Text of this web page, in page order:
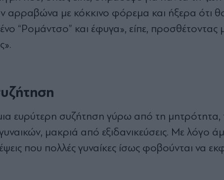
αρραβώνα με κόκκινο φόρεμα και ήξερα ότι
“Ρομάντσο” και έφυγα», είπε, προσθέτοντας
ευρύτερη συζήτηση γύρω από τη μητρότητα,
μακριά από εξιδανικεύσεις. Με λόγο
που πολλές γυναίκες ίσως φοβούνται να